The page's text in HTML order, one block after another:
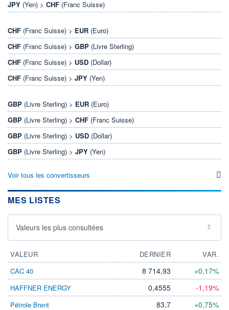
JPY (Yen) > CHF (Franc Suisse)
CHF (Franc Suisse) > EUR (Euro)
CHF (Franc Suisse) > GBP (Livre Sterling)
CHF (Franc Suisse) > USD (Dollar)
CHF (Franc Suisse) > JPY (Yen)
GBP (Livre Sterling) > EUR (Euro)
GBP (Livre Sterling) > CHF (Franc Suisse)
GBP (Livre Sterling) > USD (Dollar)
GBP (Livre Sterling) > JPY (Yen)
Voir tous les convertisseurs
MES LISTES
Valeurs les plus consultées
VALEUR DERNIER
VAR.
CAC 40
8 714,93 +0,17%
HAFFNER ENERGY 0,4555 -1,19%
Pétrole Brent 83,7 +0,75%